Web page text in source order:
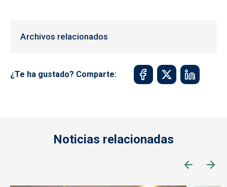
Archivos relacionados
¿Te ha gustado? Comparte:
Noticias relacionadas